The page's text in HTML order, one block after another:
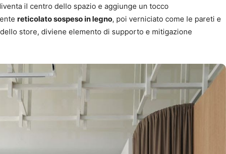
il centro dello spazio e aggiunge un tocco
reticolato sospeso in legno, poi verniciato come le pareti e
store, diviene elemento di supporto e mitigazione